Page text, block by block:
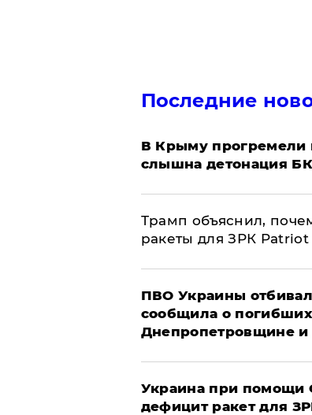
Последние
В Крыму
слышна детонация БК
Трамп объяснил,
ракеты для ЗРК Patriot
ПВО Украины
сообщила о
Днепропетровщине и
Украина при помощи
дефицит ракет для